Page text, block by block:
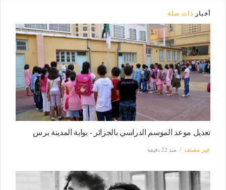
أخبار ذات صلة
تعديل موعد الموسم الدراسي بالجزائر - بوابة المدينة برس
غير مصنف منذ 22 دقيقة